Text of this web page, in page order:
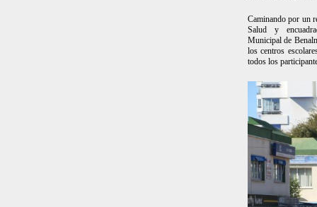
Caminando por un
Salud y
Municipal de
los centros
todos los